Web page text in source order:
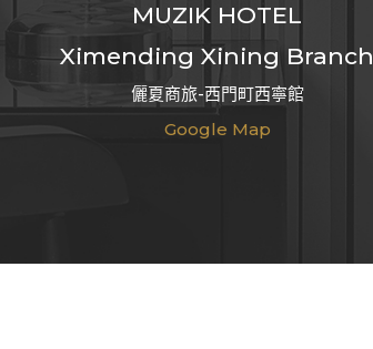
MUZIK HOTEL
Ximending Xining Branch
儷夏商旅-西門町西寧館
Google Map